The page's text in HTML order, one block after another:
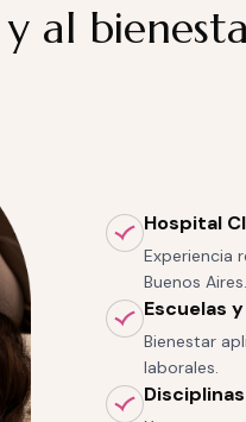
al
Hospital
Experiencia
Buenos Aires.
Escuelas
Bienestar
laborales.